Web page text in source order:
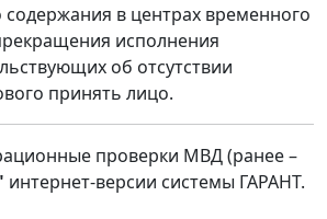
в центрах временного
исполнения
об отсутствии
принять лицо.
проверки МВД (ранее –
интернет-версии системы ГАРАНТ.